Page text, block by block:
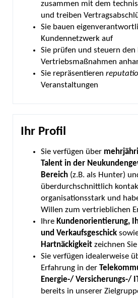
zusammen mit dem
und treiben
Sie bauen
Kundennetzwerk auf
Sie prüfen und steuern den
Vertriebsmaßnahmen
Sie repräsentieren reputatio
Veranstaltungen
Ihr Profil
Sie verfügen über
Talent in der
Bereich (z.B. als Hunter)
überdurchschnittlich
organisationsstark und
Willen zum vertrieblichen
Ihre Kundenorientierung,
und Verkaufsgeschick
Hartnäckigkeit zeichnen
Sie verfügen idealerweise
Erfahrung in der
Energie-/ Versicherungs-/
bereits in unserer